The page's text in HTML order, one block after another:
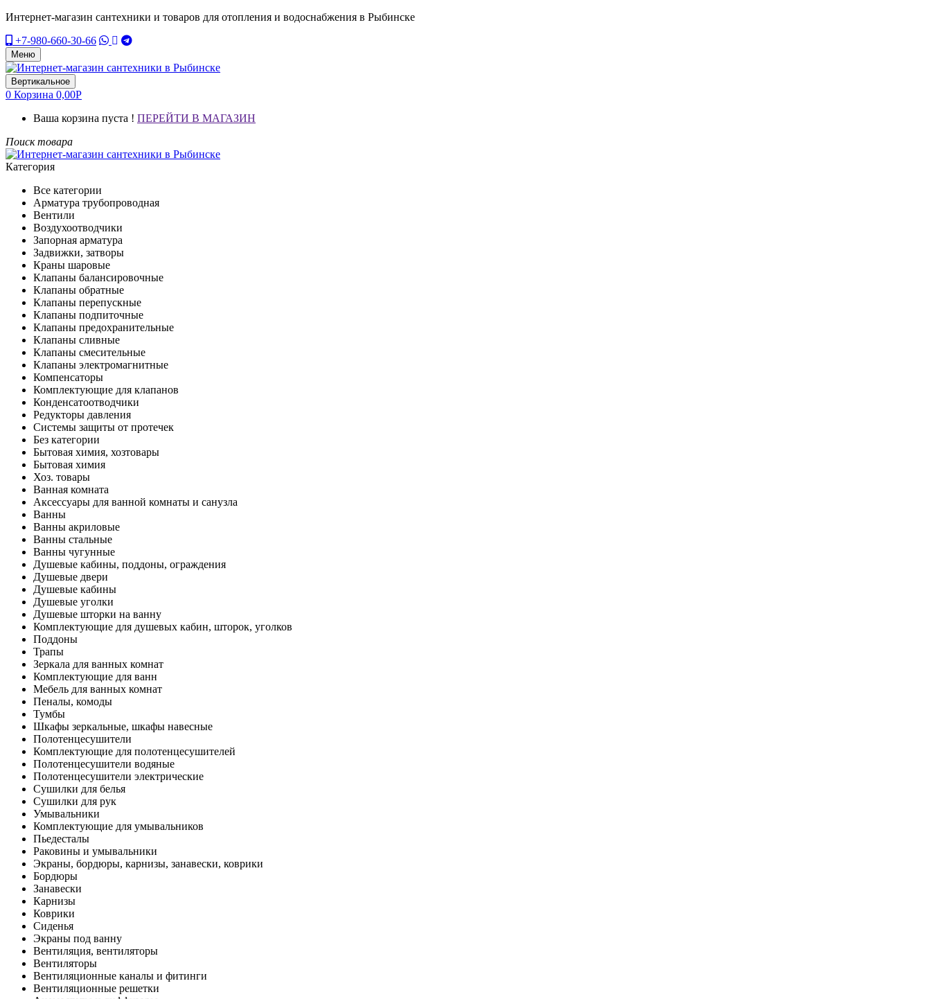
Интернет-магазин сантехники и товаров для отопления и водоснабжения в Рыбинске
+7-980-660-30-66
Меню
Вертикальное
0 Корзина 0,00Р
Ваша корзина пуста ! ПЕРЕЙТИ В МАГАЗИН
Поиск товара
Категория
Все категории
Арматура трубопроводная
Вентили
Воздухоотводчики
Запорная арматура
Задвижки, затворы
Краны шаровые
Клапаны балансировочные
Клапаны обратные
Клапаны перепускные
Клапаны подпиточные
Клапаны предохранительные
Клапаны сливные
Клапаны смесительные
Клапаны электромагнитные
Компенсаторы
Комплектующие для клапанов
Конденсатоотводчики
Редукторы давления
Системы защиты от протечек
Без категории
Бытовая химия, хозтовары
Бытовая химия
Хоз. товары
Ванная комната
Аксессуары для ванной комнаты и санузла
Ванны
Ванны акриловые
Ванны стальные
Ванны чугунные
Душевые кабины, поддоны, ограждения
Душевые двери
Душевые кабины
Душевые уголки
Душевые шторки на ванну
Комплектующие для душевых кабин, шторок, уголков
Поддоны
Трапы
Зеркала для ванных комнат
Комплектующие для ванн
Мебель для ванных комнат
Пеналы, комоды
Тумбы
Шкафы зеркальные, шкафы навесные
Полотенцесушители
Комплектующие для полотенцесушителей
Полотенцесушители водяные
Полотенцесушители электрические
Сушилки для белья
Сушилки для рук
Умывальники
Комплектующие для умывальников
Пьедесталы
Раковины и умывальники
Экраны, бордюры, карнизы, занавески, коврики
Бордюры
Занавески
Карнизы
Коврики
Сиденья
Экраны под ванну
Вентиляция, вентиляторы
Вентиляторы
Вентиляционные каналы и фитинги
Вентиляционные решетки